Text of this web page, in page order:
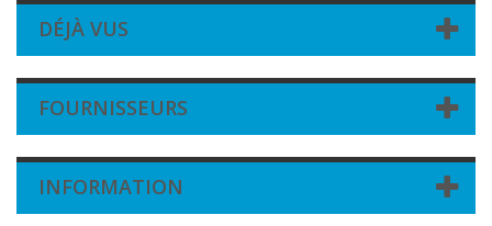
DÉJÀ VUS
FOURNISSEURS
INFORMATION